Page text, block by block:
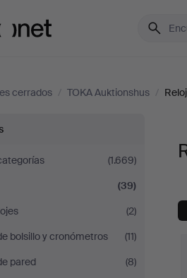
cerrados / TOKA Auktionshus /
(1.669)
(39)
(2)
bolsillo y cronómetros
(11)
pared
(8)